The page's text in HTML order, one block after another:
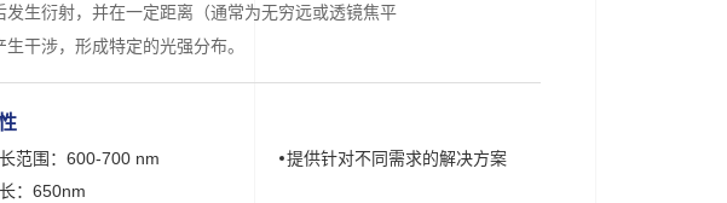
发生衍射，并在一定距离（通常为无穷远或透镜焦平
生干涉，形成特定的光强分布。
范围：600-700 nm
提供针对不同需求的解决方案
：650nm